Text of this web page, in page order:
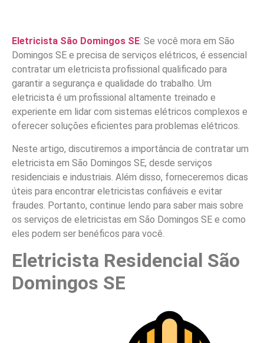
Eletricista São Domingos SE: Se você mora em São
Domingos SE e precisa de serviços elétricos, é essencial
contratar um eletricista profissional qualificado para
garantir a segurança e qualidade do trabalho. Um
eletricista é um profissional altamente treinado e
experiente em lidar com sistemas elétricos complexos e
oferecer soluções eficientes para problemas elétricos.
Neste artigo, discutiremos a importância de contratar um
eletricista em São Domingos SE, desde serviços
residenciais e industriais. Além disso, forneceremos dicas
úteis para encontrar eletricistas confiáveis e evitar
fraudes. Portanto, continue lendo para saber mais sobre
os serviços de eletricistas em São Domingos SE e como
eles podem ser benéficos para você.
Eletricista Residencial São
Domingos SE